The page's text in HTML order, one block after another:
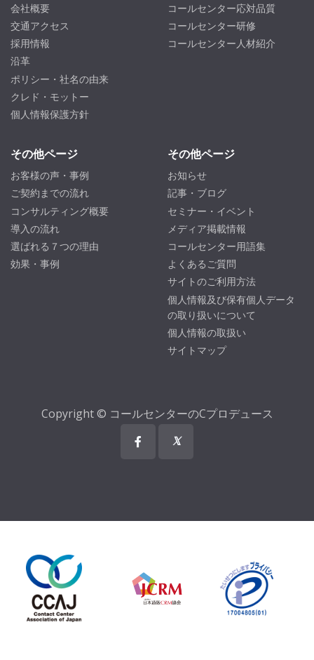
会社概要
交通アクセス
採用情報
沿革
ポリシー・社名の由来
クレド・モットー
個人情報保護方針
コールセンター応対品質
コールセンター研修
コールセンター人材紹介
その他ページ
お客様の声・事例
ご契約までの流れ
コンサルティング概要
導入の流れ
選ばれる７つの理由
効果・事例
その他ページ
お知らせ
記事・ブログ
セミナー・イベント
メディア掲載情報
コールセンター用語集
よくあるご質問
サイトのご利用方法
個人情報及び保有個人データ
の取り扱いについて
個人情報の取扱い
サイトマップ
Copyright © コールセンターのCプロデュース